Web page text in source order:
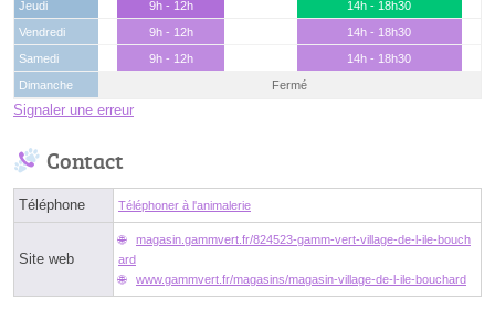
Jeudi
9h - 12h
14h - 18h30
Vendredi
9h - 12h
14h - 18h30
Samedi
9h - 12h
14h - 18h30
Dimanche
Fermé
Signaler une erreur
Contact
Téléphone Téléphoner à l'animalerie
Site web
magasin.gammvert.fr/824523-gamm-vert-village-de-l-ile-bouch
ard
www.gammvert.fr/magasins/magasin-village-de-l-ile-bouchard